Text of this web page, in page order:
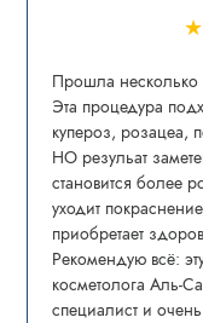
★
Прошла несколько
Эта процедура
купepoз, рoзацеа,
НО резульат
становится более
уходит
приобретает
Рекомендую всё:
косметолога Аль-
специалист и